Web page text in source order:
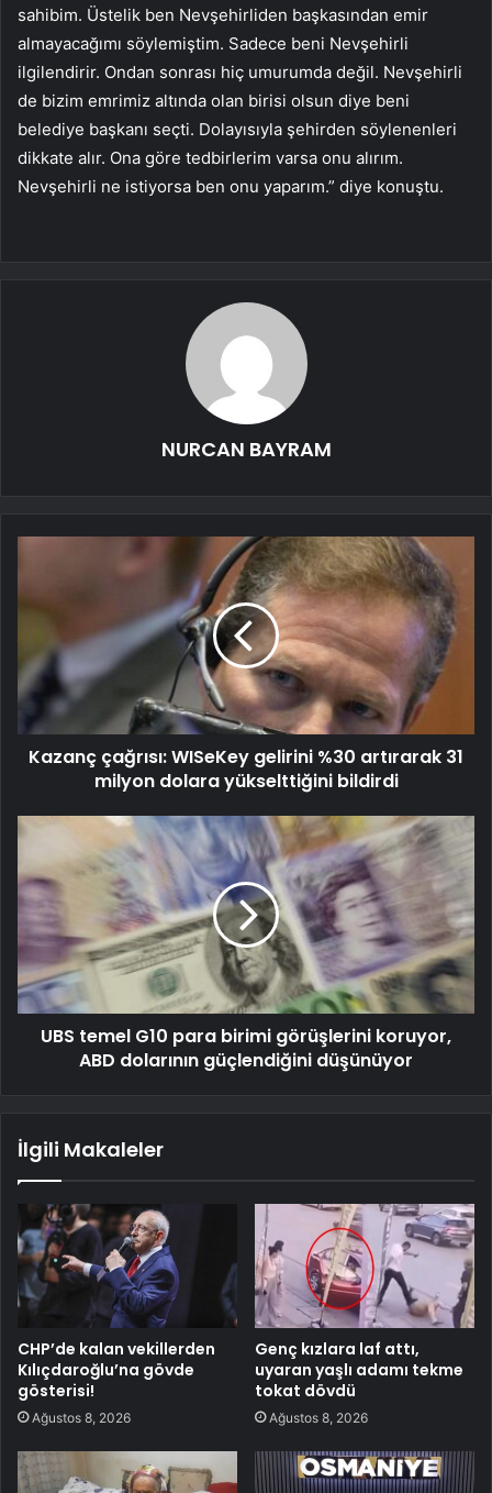
sahibim. Üstelik ben Nevşehirliden başkasından emir
almayacağımı söylemiştim. Sadece beni Nevşehirli
ilgilendirir. Ondan sonrası hiç umurumda değil. Nevşehirli
de bizim emrimiz altında olan birisi olsun diye beni
belediye başkanı seçti. Dolayısıyla şehirden söylenenleri
dikkate alır. Ona göre tedbirlerim varsa onu alırım.
Nevşehirli ne istiyorsa ben onu yaparım.” diye konuştu.
NURCAN BAYRAM
Kazanç çağrısı: WISeKey gelirini %30 artırarak 31
milyon dolara yükselttiğini bildirdi
UBS temel G10 para birimi görüşlerini koruyor,
ABD dolarının güçlendiğini düşünüyor
İlgili Makaleler
CHP’de kalan vekillerden
Kılıçdaroğlu’na gövde
gösterisi!
Ağustos 8, 2026
Genç kızlara laf attı,
uyaran yaşlı adamı tekme
tokat dövdü
Ağustos 8, 2026